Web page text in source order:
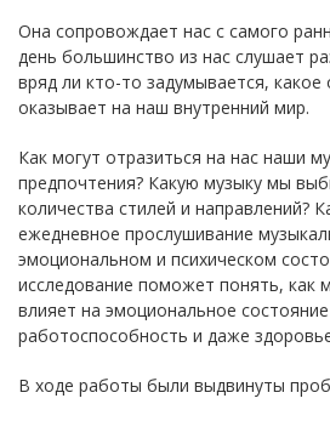
Она сопровождает нас с самого
день большинство из нас слушает
вряд ли кто-то задумывается,
оказывает на наш внутренний мир.
Как могут отразиться на нас наши
предпочтения? Какую музыку мы
количества стилей и направлений?
ежедневное прослушивание
эмоциональном и психическом
исследование поможет понять, как
влияет на эмоциональное
работоспособность и даже
В ходе работы были выдвинуты